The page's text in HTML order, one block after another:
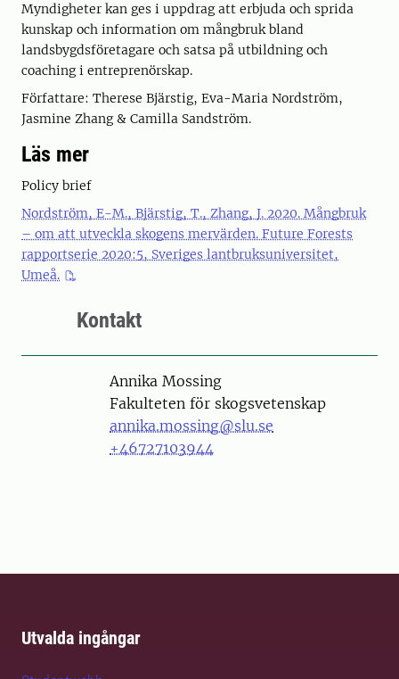
Myndighe­ter kan ges i uppdrag att erbjuda och sprida
kunskap och information om mångbruk bland
landsbygdsföretagare och satsa på utbildning och
coaching i entreprenörskap.
Författare: Therese Bjärstig, Eva-Maria Nordström,
Jasmine Zhang & Camilla Sandström.
Läs mer
Policy brief
Nordström, E-M., Bjärstig, T., Zhang, J. 2020. Mångbruk
– om att utveckla skogens mervärden. Future Forests
rapportserie 2020:5, Sveriges lantbruksuniversitet,
Umeå.
Kontakt
PersonAnnika Mossing
Fakulteten för skogsvetenskap
annika.mossing@slu.se
+46727103944
Utvalda ingångar